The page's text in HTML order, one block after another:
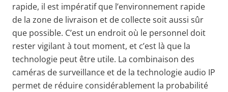
rapide, il est impératif que l’environnement rapide
de la zone de livraison et de collecte soit aussi sûr
que possible. C’est un endroit où le personnel doit
rester vigilant à tout moment, et c’est là que la
technologie peut être utile. La combinaison des
caméras de surveillance et de la technologie audio IP
permet de réduire considérablement la probabilité